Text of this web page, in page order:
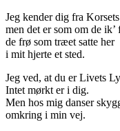
Jeg kender dig fra
men det er som om de ik’
de frø som træet satte her
i mit hjerte et sted.
Jeg ved, at du er Livets
Intet mørkt er i dig.
Men hos mig danser
omkring i min vej.